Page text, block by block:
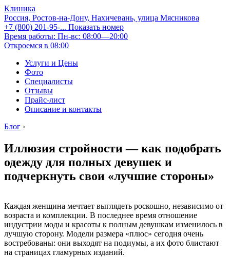
Клиника
Россия, Ростов-на-Дону, Нахичевань, улица Мясникова
+7 (800) 201-95-... Показать номер
Время работы: Пн-вс: 08:00—20:00
Откроемся в 08:00
Услуги и Цены
Фото
Специалисты
Отзывы
Прайс-лист
Описание и контакты
Блог ›
Иллюзия стройности — как подобрать
одежду для полных девушек и
подчеркнуть свои «лучшие стороны»
Каждая женщина мечтает выглядеть роскошно, независимо от
возраста и комплекции. В последнее время отношение
индустрии моды и красоты к полным девушкам изменилось в
лучшую сторону. Модели размера «плюс» сегодня очень
востребованы: они выходят на подиумы, а их фото блистают
на страницах гламурных изданий.